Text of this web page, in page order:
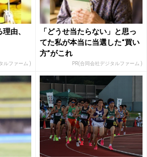
由、
ルファーム )
「どうせ当たらない」と思っ
てた私が本当に当選した“買い
方”がこれ
PR(合同会社デジタルファーム )